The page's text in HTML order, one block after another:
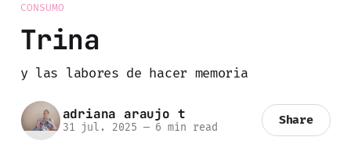
CONSUMO
Trina
y las labores de hacer memoria
adriana araujo t
31 jul. 2025 —6 min read
Share